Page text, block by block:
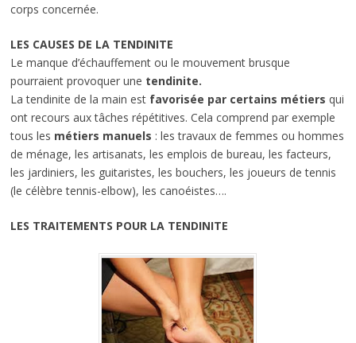
corps concernée.
LES CAUSES DE LA TENDINITE
Le manque d’échauffement ou le mouvement brusque
pourraient provoquer une tendinite.
La tendinite de la main est favorisée par certains métiers qui
ont recours aux tâches répétitives. Cela comprend par exemple
tous les métiers manuels : les travaux de femmes ou hommes
de ménage, les artisanats, les emplois de bureau, les facteurs,
les jardiniers, les guitaristes, les bouchers, les joueurs de tennis
(le célèbre tennis-elbow), les canoéistes….
LES TRAITEMENTS POUR LA TENDINITE